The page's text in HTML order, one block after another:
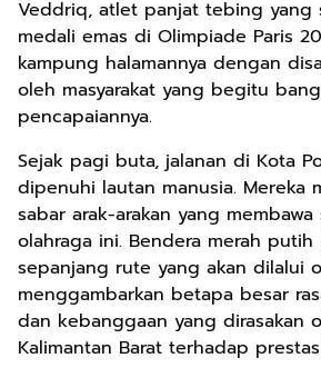
Veddriq, atlet panjat tebing yang
medali emas di Olimpiade Paris
kampung halamannya dengan
oleh masyarakat yang begitu
pencapaiannya.
Sejak pagi buta, jalanan di Kota
dipenuhi lautan manusia. Mereka
sabar arak-arakan yang
olahraga ini. Bendera merah
sepanjang rute yang akan dilalui
menggambarkan betapa besar
dan kebanggaan yang dirasakan
Kalimantan Barat terhadap